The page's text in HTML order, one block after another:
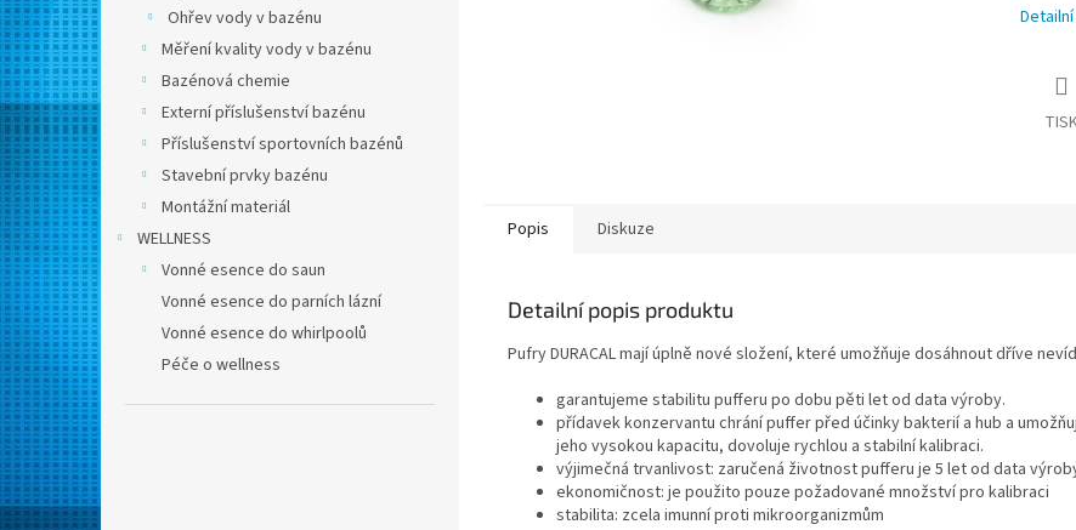
Ohřev vody v bazénu
Měření kvality vody v bazénu
Bazénová chemie
Externí příslušenství bazénu
Příslušenství sportovních bazénů
Stavební prvky bazénu
Montážní materiál
WELLNESS
Vonné esence do saun
Vonné esence do parních lázní
Vonné esence do whirlpoolů
Péče o wellness
Popis Diskuze
Detailní popis produktu
Pufry DURACAL mají úplně nové složení, které umožňuje dosáhnout dříve
garantujeme stabilitu pufferu po dobu pěti let od data výroby.
přídavek konzervantu chrání puffer před účinky bakterií a hub a
jeho vysokou kapacitu, dovoluje rychlou a stabilní kalibraci.
výjimečná trvanlivost: zaručená životnost pufferu je 5 let od data
ekonomičnost: je použito pouze požadované množství pro kalibraci
stabilita: zcela imunní proti mikroorganizmům